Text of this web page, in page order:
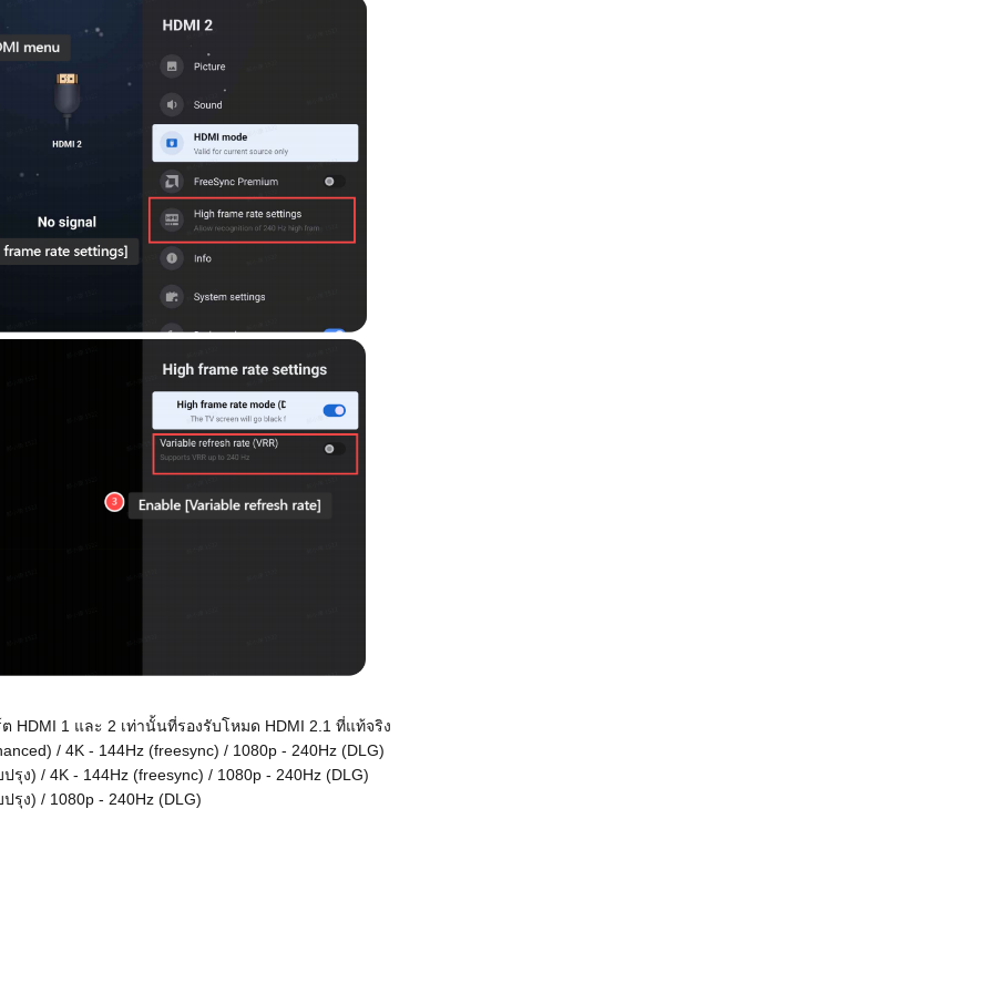
HDMI 1 และ 2 เท่านั้นที่รองรับโหมด HDMI 2.1 ที่แท้จริง
/ 4K - 144Hz (freesync) / 1080p - 240Hz (DLG)
รุง) / 4K - 144Hz (freesync) / 1080p - 240Hz (DLG)
รุง) / 1080p - 240Hz (DLG)